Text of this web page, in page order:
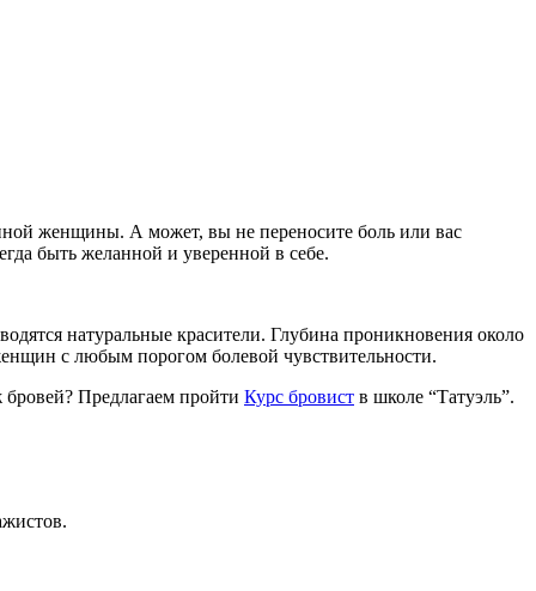
женщины. А может, вы не переносите боль или вас
быть желанной и уверенной в себе.
натуральные красители. Глубина проникновения около
с любым порогом болевой чувствительности.
бровей? Предлагаем пройти Курс бровист в школе “Татуэль”.